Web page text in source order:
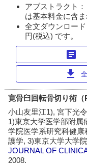
アブストラクト
は基本料金に含ま
全文ダウンロー
円(税込) です。
article
download
寛骨臼回転骨切り術
小山友里江1), 宮下光
1)東京大学医学部附属
学院医学系研究科健
護学, 3)東京大学大学
JOURNAL OF
2008.